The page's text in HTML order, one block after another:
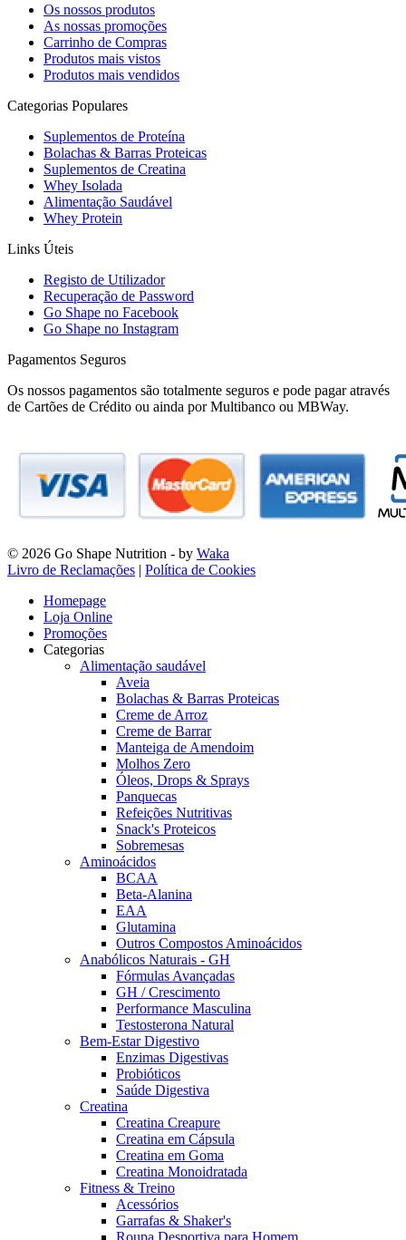
Os nossos produtos
As nossas promoções
Carrinho de Compras
Produtos mais vistos
Produtos mais vendidos
Categorias Populares
Suplementos de Proteína
Bolachas & Barras Proteicas
Suplementos de Creatina
Whey Isolada
Alimentação Saudável
Whey Protein
Links Úteis
Registo de Utilizador
Recuperação de Password
Go Shape no Facebook
Go Shape no Instagram
Pagamentos Seguros
Os nossos pagamentos são totalmente seguros e pode pagar através
de Cartões de Crédito ou ainda por Multibanco ou MBWay.
© 2026 Go Shape Nutrition - by Waka
Livro de Reclamações | Política de Cookies
Homepage
Loja Online
Promoções
Categorias
Alimentação saudável
Aveia
Bolachas & Barras Proteicas
Creme de Arroz
Creme de Barrar
Manteiga de Amendoim
Molhos Zero
Óleos, Drops & Sprays
Panquecas
Refeições Nutritivas
Snack's Proteicos
Sobremesas
Aminoácidos
BCAA
Beta-Alanina
EAA
Glutamina
Outros Compostos Aminoácidos
Anabólicos Naturais - GH
Fórmulas Avançadas
GH / Crescimento
Performance Masculina
Testosterona Natural
Bem-Estar Digestivo
Enzimas Digestivas
Probióticos
Saúde Digestiva
Creatina
Creatina Creapure
Creatina em Cápsula
Creatina em Goma
Creatina Monoidratada
Fitness & Treino
Acessórios
Garrafas & Shaker's
Roupa Desportiva para Homem